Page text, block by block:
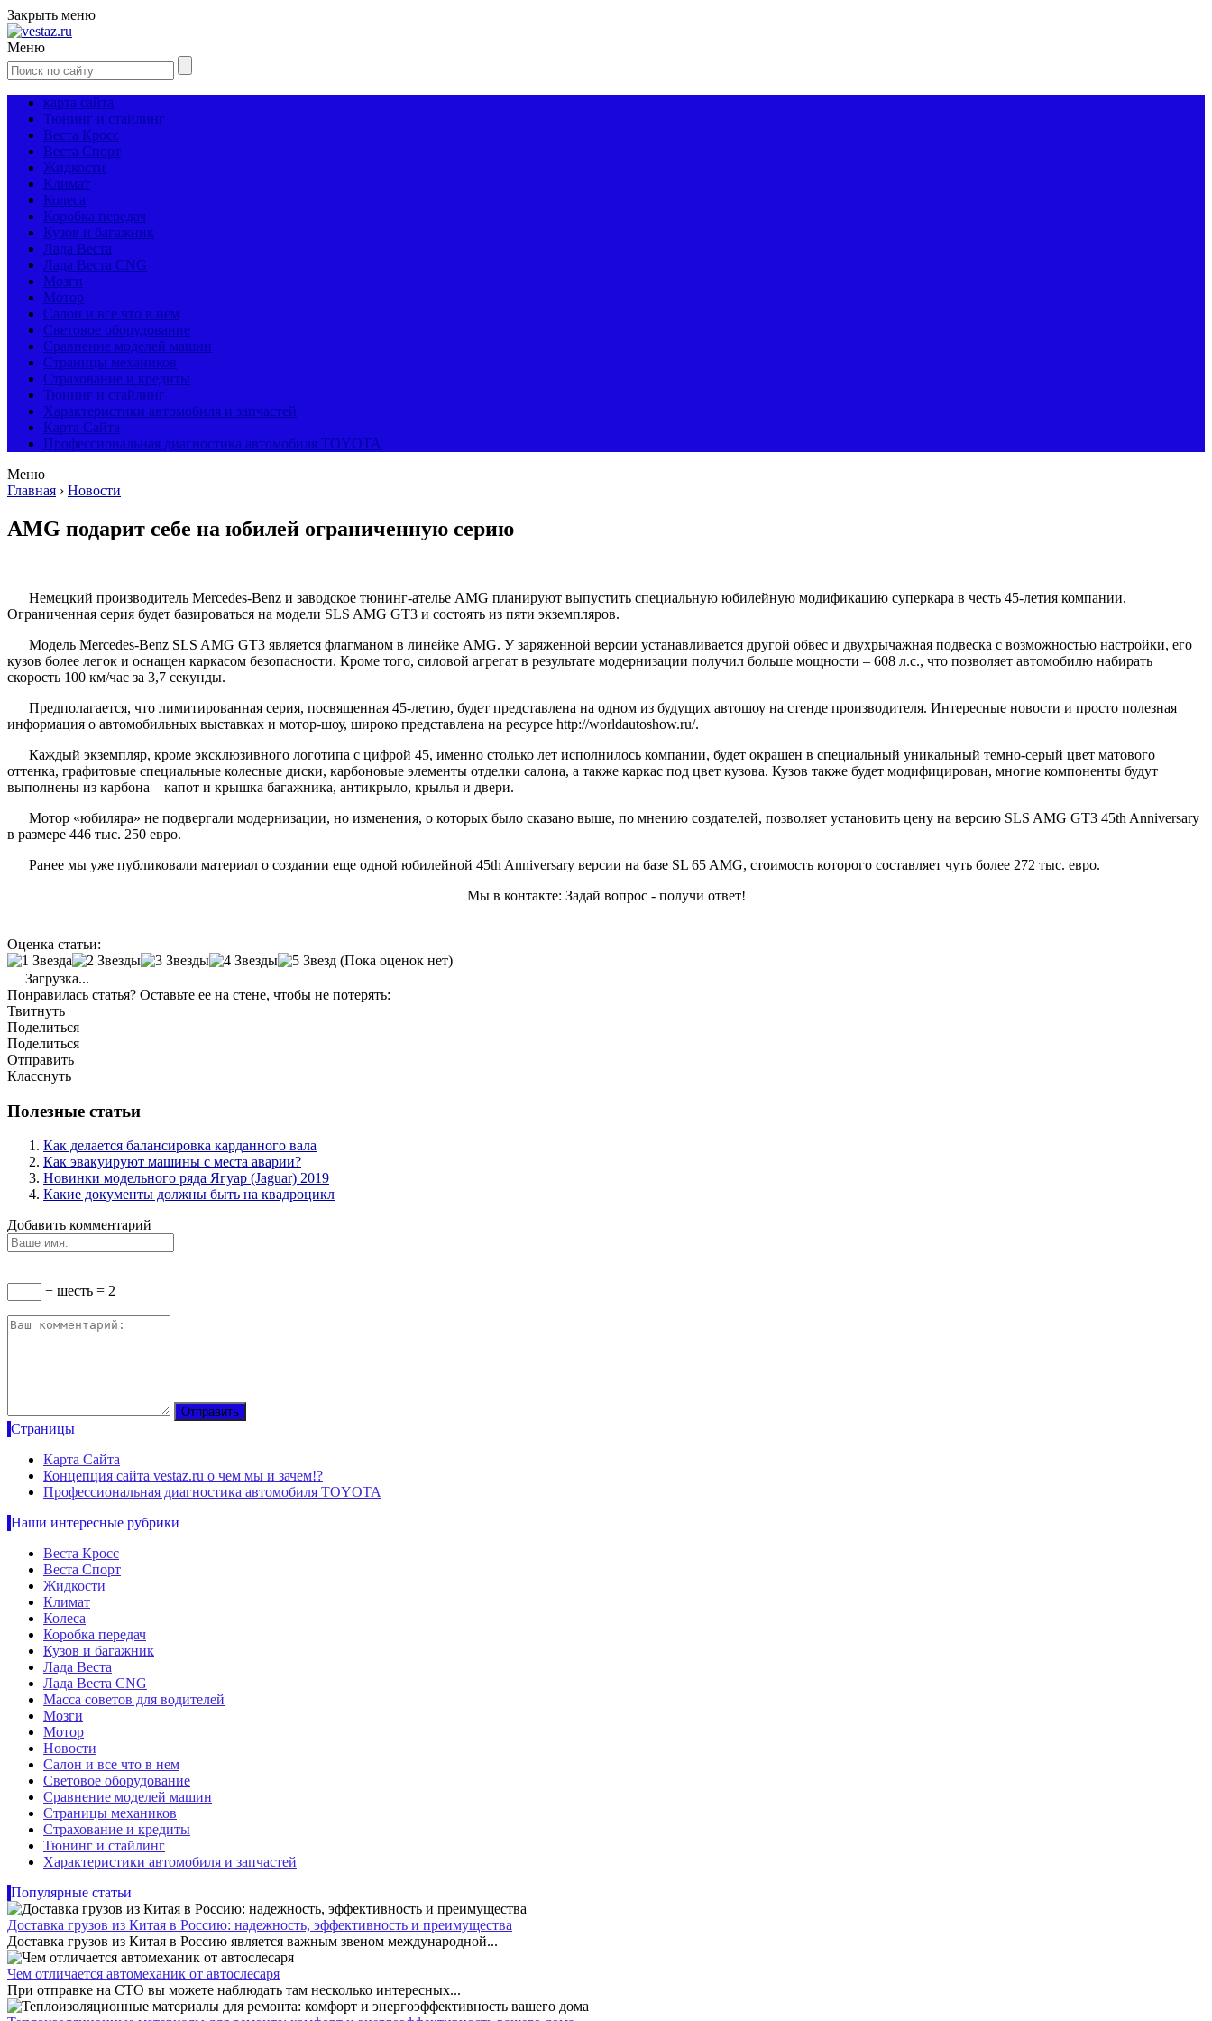
Закрыть меню
Меню
карта сайта
Тюнинг и стайлинг
Веста Кросс
Веста Спорт
Жидкости
Климат
Колеса
Коробка передач
Кузов и багажник
Лада Веста
Лада Веста CNG
Мозги
Мотор
Салон и все что в нем
Световое оборудование
Сравнение моделей машин
Страницы механиков
Страхование и кредиты
Тюнинг и стайлинг
Характеристики автомобиля и запчастей
Карта Сайта
Профессиональная диагностика автомобиля TOYOTA
Меню
Главная › Новости
AMG подарит себе на юбилей ограниченную серию
Немецкий производитель Mercedes-Benz и заводское тюнинг-ателье AMG планируют выпустить специальную юбилейную модификацию суперкара в честь 45-летия компании.
Ограниченная серия будет базироваться на модели SLS AMG GT3 и состоять из пяти экземпляров.
Модель Mercedes-Benz SLS AMG GT3 является флагманом в линейке AMG. У заряженной версии устанавливается другой обвес и двухрычажная подвеска с возможностью настройки, его
кузов более легок и оснащен каркасом безопасности. Кроме того, силовой агрегат в результате модернизации получил больше мощности – 608 л.с., что позволяет автомобилю набирать
скорость 100 км/час за 3,7 секунды.
Предполагается, что лимитированная серия, посвященная 45-летию, будет представлена на одном из будущих автошоу на стенде производителя. Интересные новости и просто полезная
информация о автомобильных выставках и мотор-шоу, широко представлена на ресурсе http://worldautoshow.ru/.
Каждый экземпляр, кроме эксклюзивного логотипа с цифрой 45, именно столько лет исполнилось компании, будет окрашен в специальный уникальный темно-серый цвет матового
оттенка, графитовые специальные колесные диски, карбоновые элементы отделки салона, а также каркас под цвет кузова. Кузов также будет модифицирован, многие компоненты будут
выполнены из карбона – капот и крышка багажника, антикрыло, крылья и двери.
Мотор «юбиляра» не подвергали модернизации, но изменения, о которых было сказано выше, по мнению создателей, позволяет установить цену на версию SLS AMG GT3 45th Anniversary
в размере 446 тыс. 250 евро.
Ранее мы уже публиковали материал о создании еще одной юбилейной 45th Anniversary версии на базе SL 65 AMG, стоимость которого составляет чуть более 272 тыс. евро.
Мы в контакте: Задай вопрос - получи ответ!
Оценка статьи:
(Пока оценок нет)
Загрузка...
Понравилась статья? Оставьте ее на стене, чтобы не потерять:
Твитнуть
Поделиться
Поделиться
Отправить
Класснуть
Полезные статьи
Как делается балансировка карданного вала
Как эвакуируют машины с места аварии?
Новинки модельного ряда Ягуар (Jaguar) 2019
Какие документы должны быть на квадроцикл
Добавить комментарий
− шесть = 2
Страницы
Карта Сайта
Концепция сайта vestaz.ru о чем мы и зачем!?
Профессиональная диагностика автомобиля TOYOTA
Наши интересные рубрики
Веста Кросс
Веста Спорт
Жидкости
Климат
Колеса
Коробка передач
Кузов и багажник
Лада Веста
Лада Веста CNG
Масса советов для водителей
Мозги
Мотор
Новости
Салон и все что в нем
Световое оборудование
Сравнение моделей машин
Страницы механиков
Страхование и кредиты
Тюнинг и стайлинг
Характеристики автомобиля и запчастей
Популярные статьи
Доставка грузов из Китая в Россию: надежность, эффективность и преимущества
Доставка грузов из Китая в Россию является важным звеном международной...
Чем отличается автомеханик от автослесаря
При отправке на СТО вы можете наблюдать там несколько интересных...